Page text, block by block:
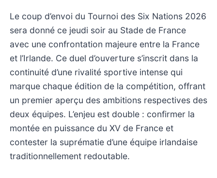
Le coup d’envoi du Tournoi des Six Nations 2026
sera donné ce jeudi soir au Stade de France
avec une confrontation majeure entre la France
et l’Irlande. Ce duel d’ouverture s’inscrit dans la
continuité d’une rivalité sportive intense qui
marque chaque édition de la compétition, offrant
un premier aperçu des ambitions respectives des
deux équipes. L’enjeu est double : confirmer la
montée en puissance du XV de France et
contester la suprématie d’une équipe irlandaise
traditionnellement redoutable.